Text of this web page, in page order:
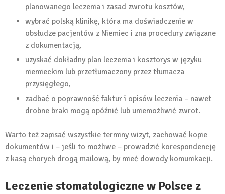
planowanego leczenia i zasad zwrotu kosztów,
wybrać polską klinikę, która ma doświadczenie w
obsłudze pacjentów z Niemiec i zna procedury związane
z dokumentacją,
uzyskać dokładny plan leczenia i kosztorys w języku
niemieckim lub przetłumaczony przez tłumacza
przysięgłego,
zadbać o poprawność faktur i opisów leczenia – nawet
drobne braki mogą opóźnić lub uniemożliwić zwrot.
Warto też zapisać wszystkie terminy wizyt, zachować kopie
dokumentów i – jeśli to możliwe – prowadzić korespondencję
z kasą chorych drogą mailową, by mieć dowody komunikacji.
Leczenie stomatologiczne w Polsce z